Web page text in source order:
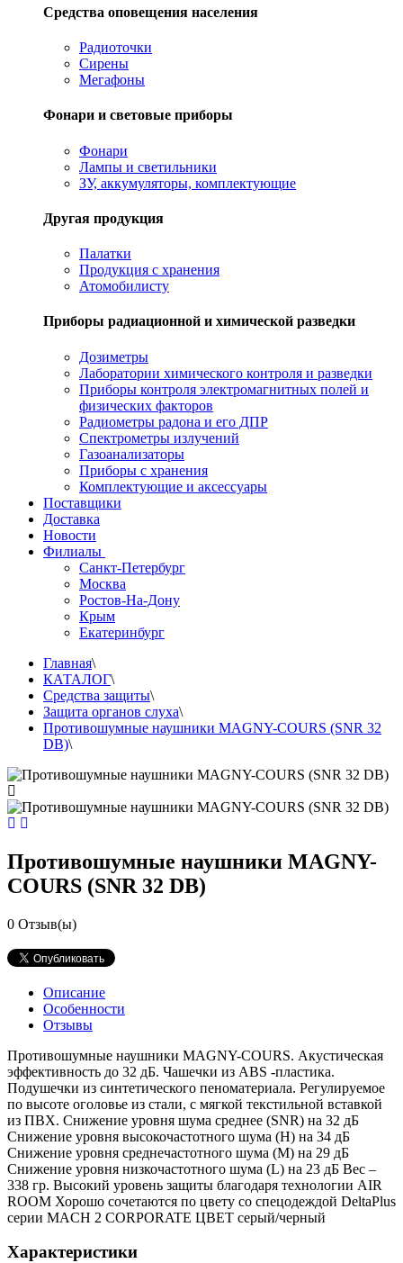
Средства оповещения населения
Радиоточки
Сирены
Мегафоны
Фонари и световые приборы
Фонари
Лампы и светильники
ЗУ, аккумуляторы, комплектующие
Другая продукция
Палатки
Продукция с хранения
Атомобилисту
Приборы радиационной и химической разведки
Дозиметры
Лаборатории химического контроля и разведки
Приборы контроля электромагнитных полей и
физических факторов
Радиометры радона и его ДПР
Спектрометры излучений
Газоанализаторы
Приборы с хранения
Комплектующие и аксессуары
Поставщики
Доставка
Новости
Филиалы
Санкт-Петербург
Москва
Ростов-На-Дону
Крым
Екатеринбург
Главная\
КАТАЛОГ\
Средства защиты\
Защита органов слуха\
Противошумные наушники MAGNY-COURS (SNR 32
DB)\
Противошумные наушники MAGNY-
COURS (SNR 32 DB)
0 Отзыв(ы)
Описание
Особенности
Отзывы
Противошумные наушники MAGNY-COURS. Акустическая
эффективность до 32 дБ. Чашечки из ABS -пластика.
Подушечки из синтетического пеноматериала. Регулируемое
по высоте оголовье из стали, с мягкой текстильной вставкой
из ПВХ. Снижение уровня шума среднее (SNR) на 32 дБ
Снижение уровня высокочастотного шума (H) на 34 дБ
Снижение уровня среднечастотного шума (M) на 29 дБ
Снижение уровня низкочастотного шума (L) на 23 дБ Вес –
338 гр. Высокий уровень защиты благодаря технологии AIR
ROOM Хорошо сочетаются по цвету со спецодеждой DeltaPlus
серии MACH 2 CORPORATE ЦВЕТ серый/черный
Характеристики